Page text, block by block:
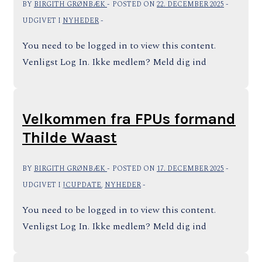
BY BIRGITH GRØNBÆK POSTED ON 22. DECEMBER 2025
UDGIVET I NYHEDER
You need to be logged in to view this content.
Venligst Log In. Ikke medlem? Meld dig ind
Velkommen fra FPUs formand
Thilde Waast
BY BIRGITH GRØNBÆK POSTED ON 17. DECEMBER 2025
UDGIVET I JCUPDATE, NYHEDER
You need to be logged in to view this content.
Venligst Log In. Ikke medlem? Meld dig ind